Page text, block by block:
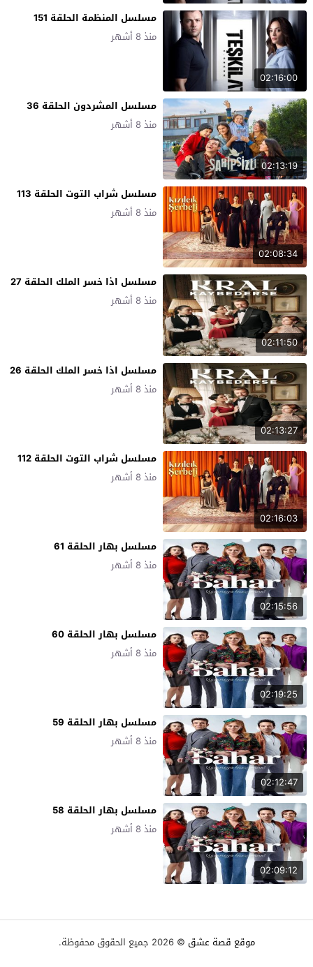
02:16:00
مسلسل المنظمة الحلقة 151
منذ 8 أشهر
02:13:19
مسلسل المشردون الحلقة 36
منذ 8 أشهر
02:08:34
مسلسل شراب التوت الحلقة 113
منذ 8 أشهر
02:11:50
مسلسل اذا خسر الملك الحلقة 27
منذ 8 أشهر
02:13:27
مسلسل اذا خسر الملك الحلقة 26
منذ 8 أشهر
02:16:03
مسلسل شراب التوت الحلقة 112
منذ 8 أشهر
02:15:56
مسلسل بهار الحلقة 61
منذ 8 أشهر
02:19:25
مسلسل بهار الحلقة 60
منذ 8 أشهر
02:12:47
مسلسل بهار الحلقة 59
منذ 8 أشهر
02:09:12
مسلسل بهار الحلقة 58
منذ 8 أشهر
موقع قصة عشق © 2026 جميع الحقوق محفوظة.